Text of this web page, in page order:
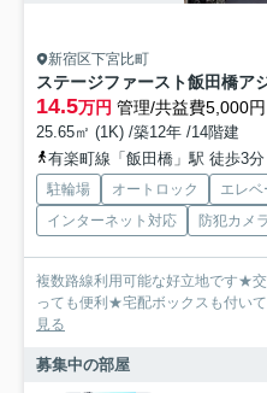
新宿区下宮比町
ステージファースト飯田橋ア
14.5万円 管理/共益費5,000円
25.65㎡ (1K) /築12年 /14階建
有楽町線「飯田橋」駅 徒歩3分
駐輪場 オートロック エレベ
インターネット対応
防犯カメラ
複数路線利用可能な好立地です★
っても便利★宅配ボックスも付い
見る
募集中の部屋